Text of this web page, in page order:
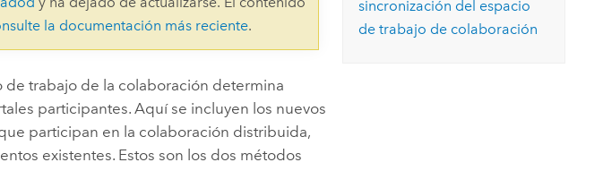
la documentación más reciente.
trabajo de la colaboración determina
participantes. Aquí se incluyen los nuevos
participan en la colaboración distribuida,
existentes. Estos son los dos métodos
sincronización del espacio
de trabajo de colaboración